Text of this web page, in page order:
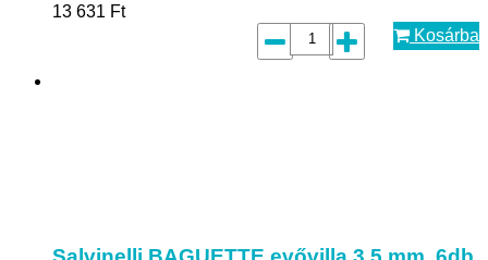
13 631 Ft
Kosárba